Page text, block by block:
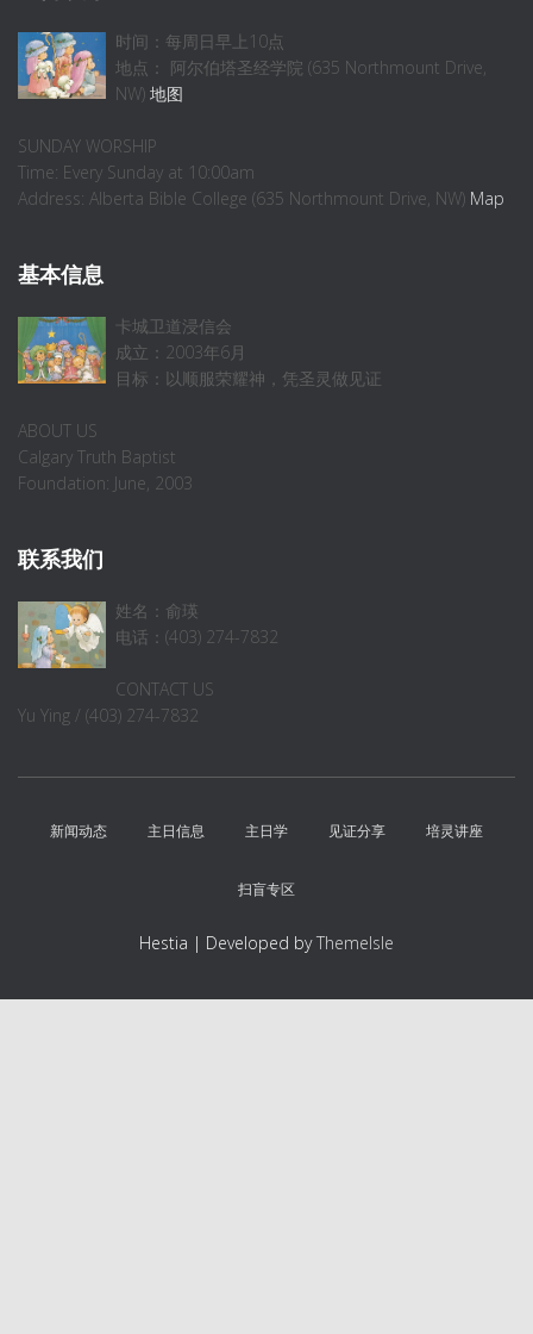
时间：每周日早上10点
地点： 阿尔伯塔圣经学院 (635 Northmount Drive,
NW) 地图
SUNDAY WORSHIP
Time: Every Sunday at 10:00am
Address: Alberta Bible College (635 Northmount Drive, NW) Map
基本信息
卡城卫道浸信会
成立：2003年6月
目标：以顺服荣耀神，凭圣灵做见证
ABOUT US
Calgary Truth Baptist
Foundation: June, 2003
联系我们
姓名：俞瑛
电话：(403) 274-7832
CONTACT US
Yu Ying / (403) 274-7832
新闻动态 主日信息 主日学 见证分享 培灵讲座
扫盲专区
Hestia | Developed byThemeIsle